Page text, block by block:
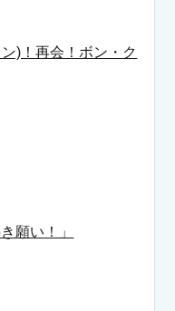
)！再会！ボン・ク
願い！」